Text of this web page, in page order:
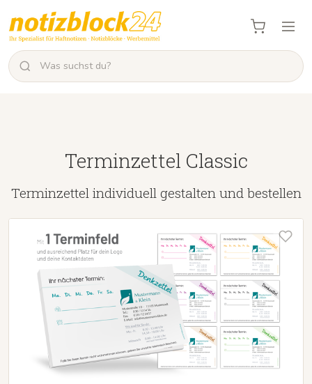
Terminzettel Classic
Terminzettel individuell gestalten und bestellen